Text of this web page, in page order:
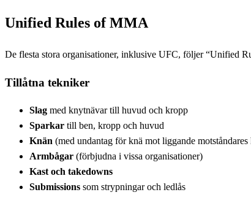
Unified Rules of MMA
De flesta stora organisationer, inklusive UFC, följer “Unified
Tillåtna tekniker
Slag med knytnävar till huvud och kropp
Sparkar till ben, kropp och huvud
Knän (med undantag för knä mot liggande
Armbågar (förbjudna i vissa organisationer)
Kast och takedowns
Submissions som strypningar och ledlås